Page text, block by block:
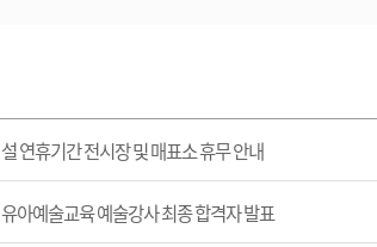
설 연휴기간 전시장 및 매표소 휴무 안내
유아예술교육 예술강사 최종 합격자 발표